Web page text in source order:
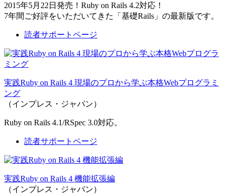
2015年5月22日発売！Ruby on Rails 4.2対応！
7年間ご好評をいただいてきた「基礎Rails」の最新版です。
読者サポートページ
実践Ruby on Rails 4 現場のプロから学ぶ本格Webプログラミ
ング
（インプレス・ジャパン）
Ruby on Rails 4.1/RSpec 3.0対応。
読者サポートページ
実践Ruby on Rails 4 機能拡張編
（インプレス・ジャパン）